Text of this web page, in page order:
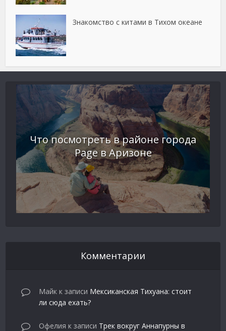
Знакомство с китами в Тихом океане
Что посмотреть в районе города
Page в Аризоне
Комментарии
Майк к записи Мексиканская Тихуана: стоит
ли сюда ехать?
Офелия к записи Трек вокруг Аннапурны в